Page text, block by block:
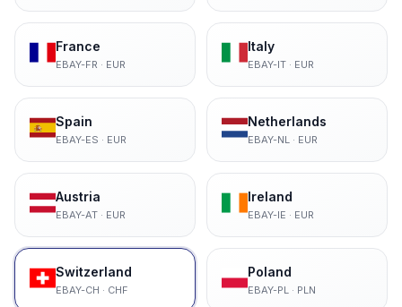
France
EBAY-FR · EUR
Italy
EBAY-IT· EUR
Spain
EBAY-ES · EUR
Netherlands
EBAY-NL· EUR
Austria
EBAY-AT· EUR
Ireland
EBAY-IE · EUR
Switzerland
EBAY-CH · CHF
Poland
EBAY-PL· PLN